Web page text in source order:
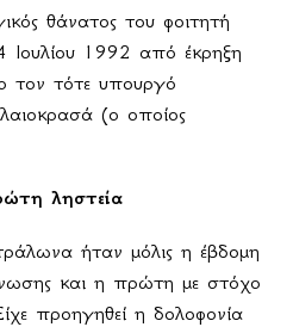
θάνατος του φοιτητή
Ιουλίου 1992 από έκρηξη
τον τότε υπουργό
(ο οποίος
ληστεία
ήταν μόλις η έβδομη
και η πρώτη με στόχο
προηγηθεί η δολοφονία